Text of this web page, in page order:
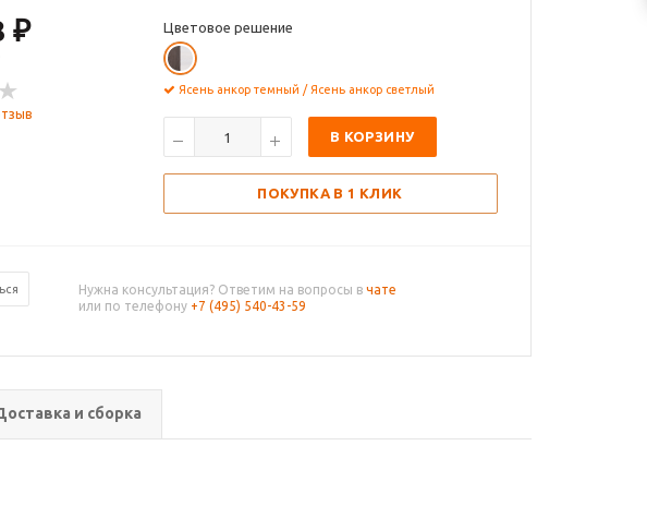
₽ Цветовое решение
Ясень анкор темный / Ясень анкор светлый
В КОРЗИНУ
ПОКУПКА В 1 КЛИК
Нужна консультация? Ответим на вопросы в чате
или по телефону +7 (495) 540-43-59
и сборка